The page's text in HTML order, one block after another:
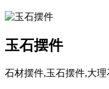
玉石摆件
石材摆件,玉石摆件,大